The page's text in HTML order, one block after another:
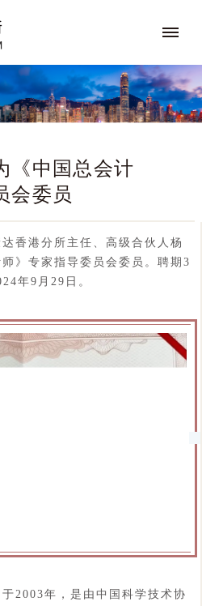
《中国总会计
会委员
香港分所主任、高级合伙人杨
》专家指导委员会委员。聘期3
年9月29日。
2003年，是由中国科学技术协